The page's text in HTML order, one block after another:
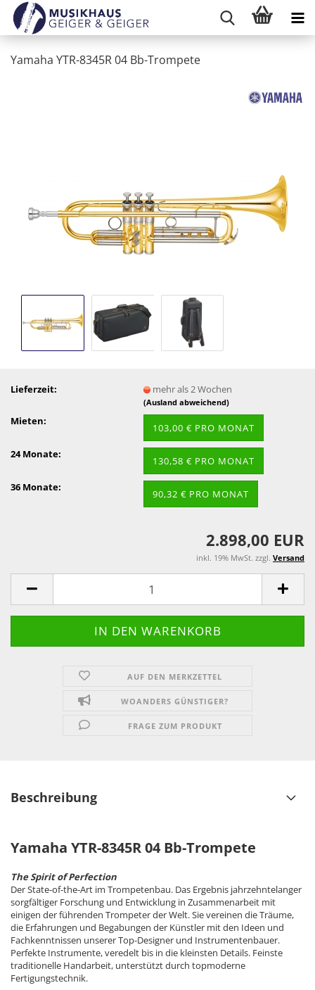
Yamaha YTR-8345R 04 Bb-Trompete
Lieferzeit: mehr als 2 Wochen
(Ausland abweichend)
Mieten:
103,00 € PRO MONAT
24 Monate:
130,58 € PRO MONAT
36 Monate:
90,32 € PRO MONAT
2.898,00 EUR
inkl. 19% MwSt. zzgl. Versand
AUF DEN MERKZETTEL
WOANDERS GÜNSTIGER?
FRAGE ZUM PRODUKT
Beschreibung
Yamaha YTR-8345R 04 Bb-Trompete
The Spirit of Perfection
Der State-of-the-Art im Trompetenbau. Das Ergebnis jahrzehntelanger
sorgfältiger Forschung und Entwicklung in Zusammenarbeit mit
einigen der führenden Trompeter der Welt. Sie vereinen die Träume,
die Erfahrungen und Begabungen der Künstler mit den Ideen und
Fachkenntnissen unserer Top-Designer und Instrumentenbauer.
Perfekte Instrumente, veredelt bis in die kleinsten Details. Feinste
traditionelle Handarbeit, unterstützt durch topmoderne
Fertigungstechnik.